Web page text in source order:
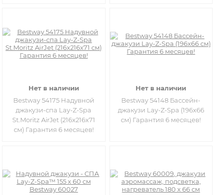
Нет в наличии
Bestway 54175 Надувной
джакузи-спа Lay-Z-Spa
St.Moritz AirJet (216x216x71
см) Гарантия 6 месяцев!
Нет в наличии
Bestway 54148 Бассейн-
джакузи Lay-Z-Spa (196х66
см) Гарантия 6 месяцев!